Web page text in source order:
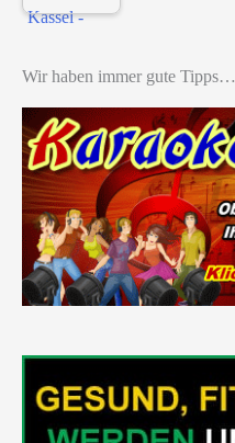
Wir haben immer gute Tipps…